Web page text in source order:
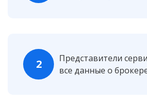
2
Представители
все данные о